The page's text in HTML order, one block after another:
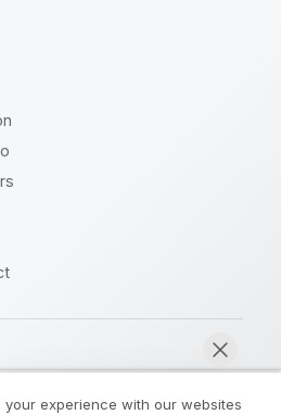
your experience with our websites